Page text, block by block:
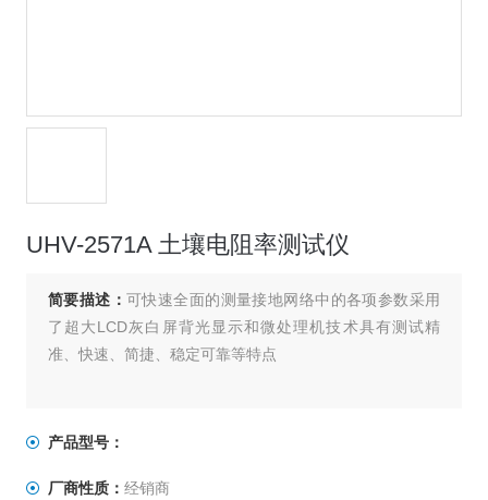
UHV-2571A 土壤电阻率测试仪
简要描述：可快速全面的测量接地网络中的各项参数采用
了超大LCD灰白屏背光显示和微处理机技术具有测试精
准、快速、简捷、稳定可靠等特点
产品型号：
厂商性质： 经销商